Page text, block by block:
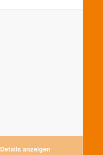
Details anzeigen